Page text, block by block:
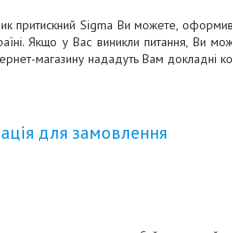
притискний Sigma Ви можете,
Якщо у Вас виникли питання, Ви
магазину нададуть Вам докладні
для замовлення